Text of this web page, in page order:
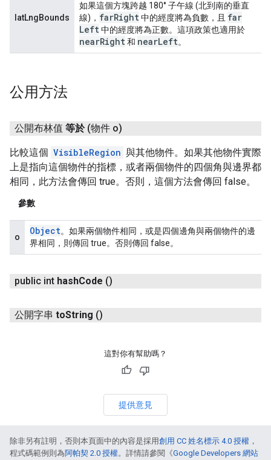
latLngBounds
如果這個方塊跨越 180° 子午線 (北到南的垂直
線)， farRight中的經度將為負數，且 far
Left中的經度將為正數。這項政策也適用於
nearRight和 nearLeft。
公用方法
公開布林值 等於 (物件 o)
比較這個 VisibleRegion 與其他物件。如果其他物件實際
上是指向這個物件的指標，或者兩個物件的四個角與邊界都
相同，此方法會傳回 true。否則，這個方法會傳回 false。
參數
o
Object。如果兩個物件相同，或是四個邊角與兩個物件的邊
界相同，則傳回 true。否則傳回 false。
public int hashCode ()
公開字串 toString ()
這對你有幫助嗎？
提供意見
除非另有註明，否則本頁面中的內容是採用創用 CC 姓名標示 4.0 授權 ，
程式碼範例則為阿帕契 2.0 授權。詳情請參閱《Google Developers 網站